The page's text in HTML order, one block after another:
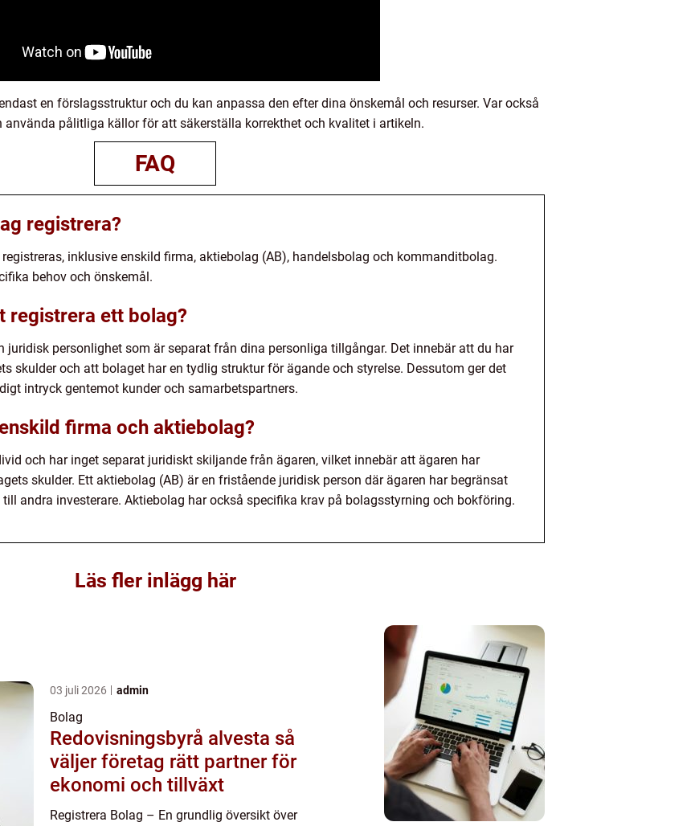
en förslagsstruktur och du kan anpassa den efter dina önskemål och resurser. Var också
pålitliga källor för att säkerställa korrekthet och kvalitet i artikeln.
FAQ
registrera?
inklusive enskild firma, aktiebolag (AB), handelsbolag och kommanditbolag.
behov och önskemål.
registrera ett bolag?
juridisk personlighet som är separat från dina personliga tillgångar. Det innebär att du har
skulder och att bolaget har en tydlig struktur för ägande och styrelse. Dessutom ger det
intryck gentemot kunder och samarbetspartners.
firma och aktiebolag?
och har inget separat juridiskt skiljande från ägaren, vilket innebär att ägaren har
skulder. Ett aktiebolag (AB) är en fristående juridisk person där ägaren har begränsat
andra investerare. Aktiebolag har också specifika krav på bolagsstyrning och bokföring.
Läs fler inlägg här
03 juli 2026 admin
Bolag
Redovisningsbyrå alvesta så
väljer företag rätt partner för
ekonomi och tillväxt
Registrera Bolag – En grundlig översikt över